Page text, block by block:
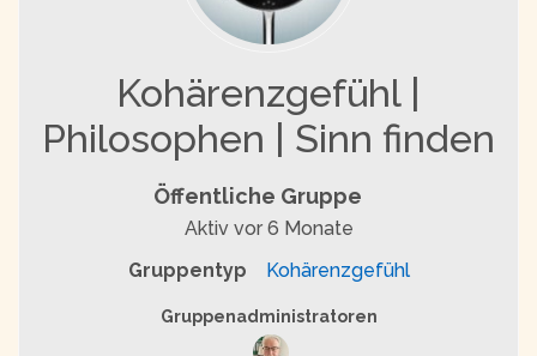
Kohärenzgefühl |
Philosophen | Sinn finden
Öffentliche Gruppe
Aktiv vor 6 Monate
Gruppentyp
Kohärenzgefühl
Gruppenführung
Gruppenadministratoren